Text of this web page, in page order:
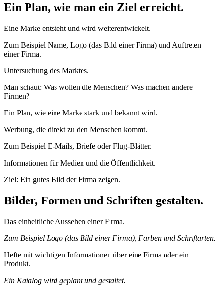
Ein Plan, wie man ein Ziel erreicht.
Eine Marke entsteht und wird weiterentwickelt.
Zum Beispiel Name, Logo (das Bild einer Firma) und Auftreten
einer Firma.
Untersuchung des Marktes.
Man schaut: Was wollen die Menschen? Was machen andere
Firmen?
Ein Plan, wie eine Marke stark und bekannt wird.
Werbung, die direkt zu den Menschen kommt.
Zum Beispiel E‑Mails, Briefe oder Flug-Blätter.
Informationen für Medien und die Öffentlichkeit.
Ziel: Ein gutes Bild der Firma zeigen.
Bilder, Formen und Schriften gestalten.
Das einheitliche Aussehen einer Firma.
Zum Beispiel Logo (das Bild einer Firma), Farben und Schriftarten.
Hefte mit wichtigen Informationen über eine Firma oder ein
Produkt.
Ein Katalog wird geplant und gestaltet.